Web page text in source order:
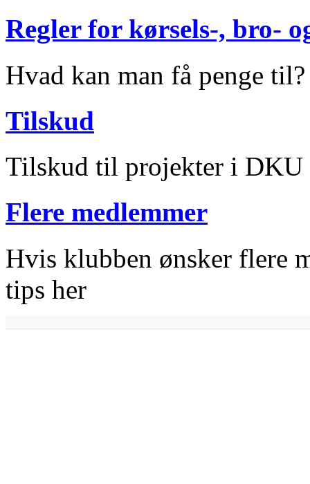
Regler for kørsels-, bro-
Hvad kan man få penge til?
Tilskud
Tilskud til projekter i DKU
Flere medlemmer
Hvis klubben ønsker flere
tips her